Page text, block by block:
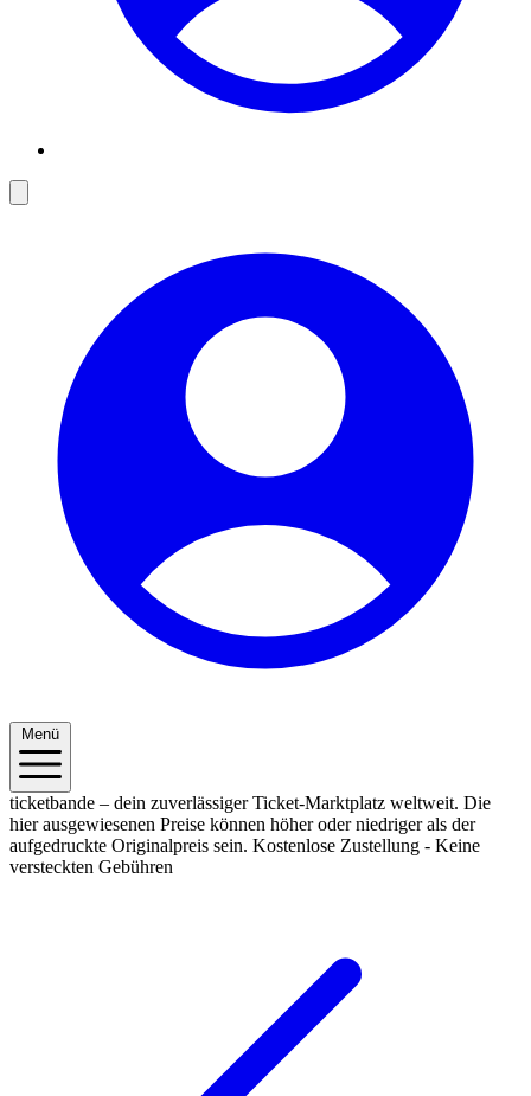
Menü
ticketbande – dein zuverlässiger Ticket-Marktplatz weltweit. Die
hier ausgewiesenen Preise können höher oder niedriger als der
aufgedruckte Originalpreis sein. Kostenlose Zustellung - Keine
versteckten Gebühren